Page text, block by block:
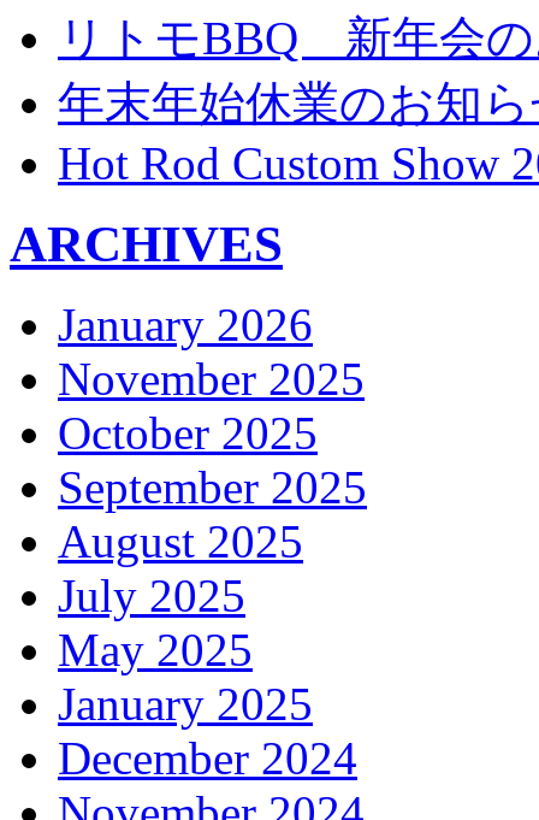
リトモBBQ 新年会
年末年始休業のお知
Hot Rod Custom Show
ARCHIVES
January 2026
November 2025
October 2025
September 2025
August 2025
July 2025
May 2025
January 2025
December 2024